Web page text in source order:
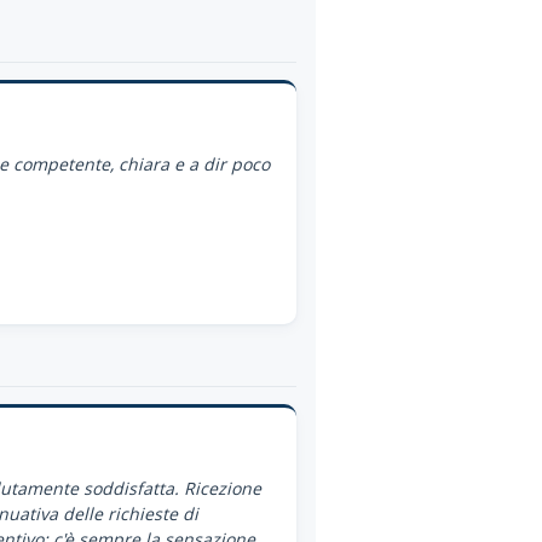
competente, chiara e a dir poco
soddisfatta. Ricezione
delle richieste di